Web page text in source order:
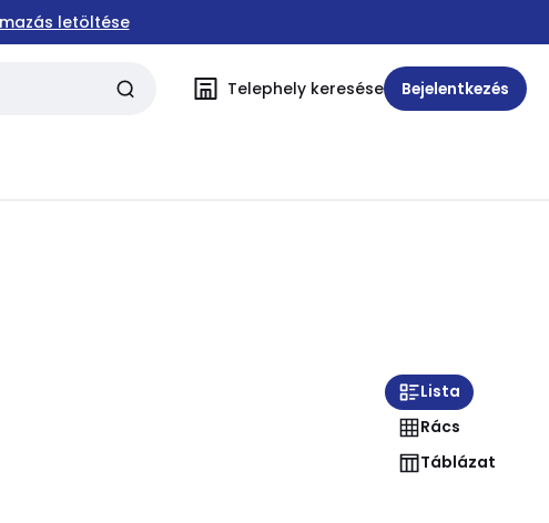
letöltése
Telephely keresése Bejelentkezés
Lista
Rács
Táblázat